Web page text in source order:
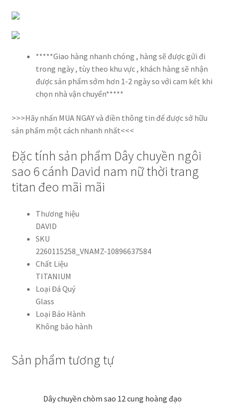
*****Giao hàng nhanh chóng , hàng sẽ được gửi đi
trong ngày , tùy theo khu vực , khách hàng sẽ nhận
được sản phẩm sớm hơn 1-2 ngày so với cam kết khi
chọn nhà vận chuyển*****
>>>Hãy nhấn MUA NGAY và điền thông tin để được sở hữu
sản phẩm một cách nhanh nhất<<<
Đặc tính sản phẩm Dây chuyền ngôi
sao 6 cánh David nam nữ thời trang
titan đeo mãi mãi
Thương hiệu
DAVID
SKU
2260115258_VNAMZ-10896637584
Chất Liệu
TITANIUM
Loại Đá Quý
Glass
Loại Bảo Hành
Không bảo hành
Sản phẩm tương tự
Dây chuyền chòm sao 12 cung hoàng đạo